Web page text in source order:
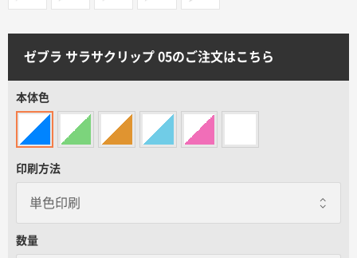
ご注文の流れ
お見積書の作成方法
データ入稿ガイド
再注文について
ゼブラ サラサクリップ 05のご注文はこちら
本体色
印刷方法
数量